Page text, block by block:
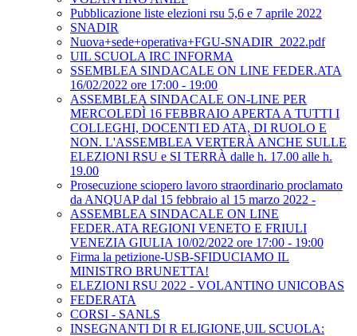
Pubblicazione liste elezioni rsu 5,6 e 7 aprile 2022
SNADIR
Nuova+sede+operativa+FGU-SNADIR_2022.pdf
UIL SCUOLA IRC INFORMA
SSEMBLEA SINDACALE ON LINE FEDER.ATA
16/02/2022 ore 17:00 - 19:00
ASSEMBLEA SINDACALE ON-LINE PER
MERCOLEDÌ 16 FEBBRAIO APERTA A TUTTI I
COLLEGHI, DOCENTI ED ATA, DI RUOLO E
NON. L'ASSEMBLEA VERTERÀ ANCHE SULLE
ELEZIONI RSU e SI TERRÀ dalle h. 17.00 alle h.
19.00
Prosecuzione sciopero lavoro straordinario proclamato
da ANQUAP dal 15 febbraio al 15 marzo 2022 -
ASSEMBLEA SINDACALE ON LINE
FEDER.ATA REGIONI VENETO E FRIULI
VENEZIA GIULIA 10/02/2022 ore 17:00 - 19:00
Firma la petizione-USB-SFIDUCIAMO IL
MINISTRO BRUNETTA!
ELEZIONI RSU 2022 - VOLANTINO UNICOBAS
FEDERATA
CORSI - SANLS
INSEGNANTI DI R ELIGIONE,UIL SCUOLA: